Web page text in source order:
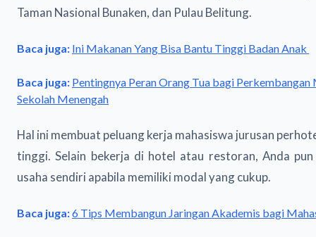
Taman Nasional Bunaken, dan Pulau Belitung.
Baca juga: Ini Makanan Yang Bisa Bantu Tinggi Badan Anak
Baca juga: Pentingnya Peran Orang Tua bagi Perkembangan
Sekolah Menengah
Hal ini membuat peluang kerja mahasiswa jurusan
tinggi. Selain bekerja di hotel atau restoran, Anda pun
usaha sendiri apabila memiliki modal yang cukup.
Baca juga:6 Tips Membangun Jaringan Akademis bagi